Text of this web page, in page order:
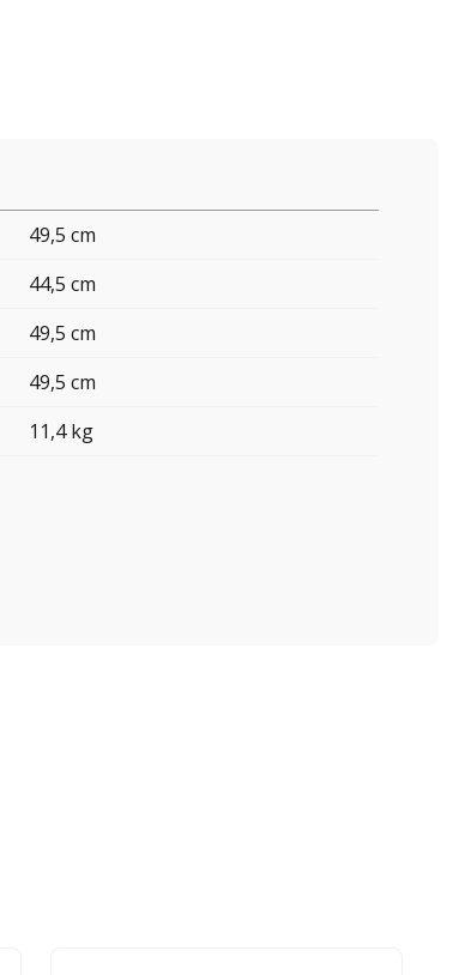
49,5 cm
44,5 cm
49,5 cm
49,5 cm
11,4 kg